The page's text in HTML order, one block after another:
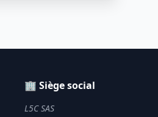
🏢 Siège social
L5C SAS